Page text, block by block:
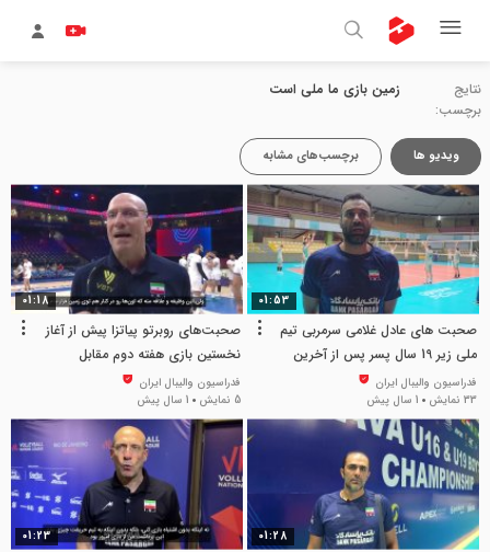
نتایج
برچسب:
زمین بازی ما ملی است
ویدیو ها برچسب‌های مشابه
01:53
صحبت های عادل غلامی سرمربی تیم
ملی زیر 19 سال پسر پس از آخرین
تمرین پیش از اعزام
فدراسیون والیبال ایران
33 نمایش
1 سال پیش
01:18
صحبت‌های روبرتو پیاتزا پیش از آغاز
نخستین بازی هفته دوم مقابل
صربستان
فدراسیون والیبال ایران
5 نمایش
1 سال پیش
01:28
01:23